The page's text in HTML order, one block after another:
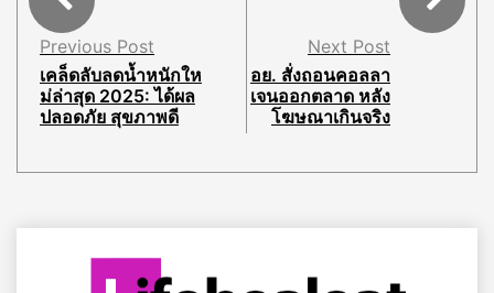
Previous Post
เคล็ดลับลดน้ำหนักให
ม่ล่าสุด 2025: ได้ผล
ปลอดภัย สุขภาพดี
Next Post
อย. สั่งถอนคอลลา
เจนออกตลาด หลัง
โฆษณาเกินจริง